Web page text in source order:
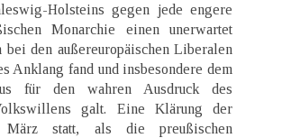
Holsteins gegen jede engere
Monarchie einen unerwartet
bei den außereuropäischen Liberalen
Anklang fand und insbesondere dem
für den wahren Ausdruck des
galt. Eine Klärung der
statt, als die preußischen